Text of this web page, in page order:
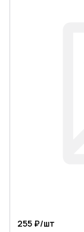
255 ₽/шт